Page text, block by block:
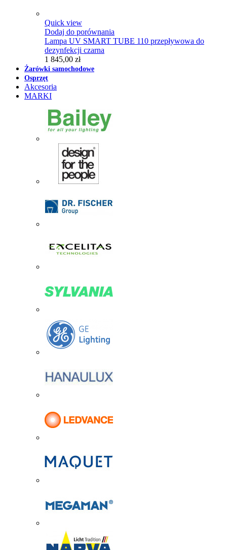
Quick view
Dodaj do porównania
Lampa UV SMART TUBE 110 przepływowa do
dezynfekcji czarna
1 845,00 zł
Żarówki samochodowe
Osprzęt
Akcesoria
MARKI